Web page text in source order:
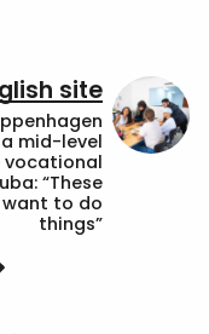
site
mid-level
vocational
“These
to do
things”